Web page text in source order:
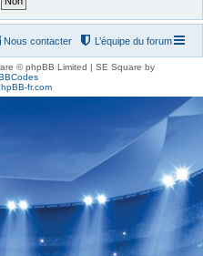
L’équipe du forum
Nous contacter
© phpBB Limited | SE Square by
fr.com